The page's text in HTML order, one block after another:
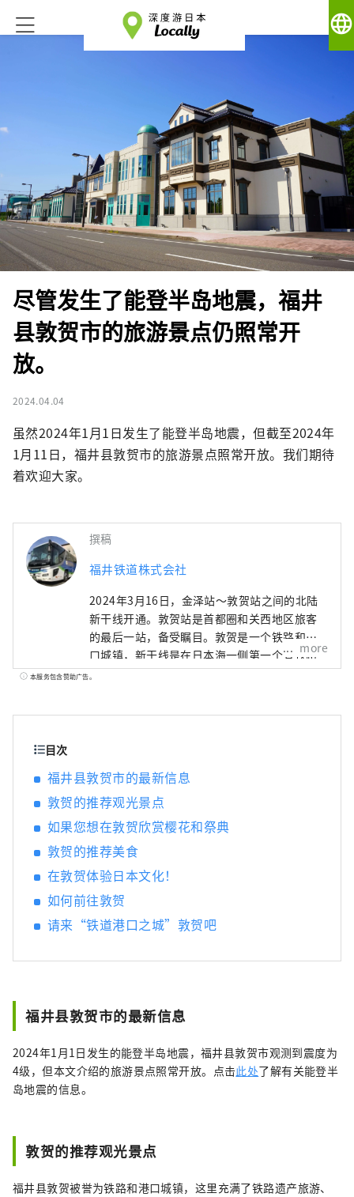
language
尽管发生了能登半岛地震，福井
县敦贺市的旅游景点仍照常开
放。
2024.04.04
虽然2024年1月1日发生了能登半岛地震，但截至2024年
1月11日，福井县敦贺市的旅游景点照常开放。我们期待
着欢迎大家。
撰稿
福井铁道株式会社
2024年3月16日，金泽站～敦贺站之间的北陆
新干线开通。敦贺站是首都圈和关西地区旅客
的最后一站，备受瞩目。敦贺是一个铁路和港
口城镇，新干线是在日本海一侧第一个有铁路
运行的城镇开通的，因此即使在铁路迷中也很
划，例如敦贺港线沿海日本遗产的新观光路
线。为什么不踏上一段超乎想象的激动人心的
体验之旅呢？
more
本服务包含赞助广告。
目次
福井县敦贺市的最新信息
敦贺的推荐观光景点
如果您想在敦贺欣赏樱花和祭典
敦贺的推荐美食
在敦贺体验日本文化！
如何前往敦贺
请来“铁道港口之城”敦贺吧
福井县敦贺市的最新信息
2024年1月1日发生的能登半岛地震，福井县敦贺市观测到震度为
4级，但本文介绍的旅游景点照常开放。点击此处了解有关能登半
岛地震的信息。
敦贺的推荐观光景点
福井县敦贺被誉为铁路和港口城镇，这里充满了铁路遗产旅游、